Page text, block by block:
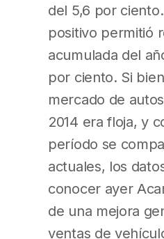
del 5,6 por
positivo permitió
acumulada del
por ciento. Si
mercado de
2014 era floja, y
período se
actuales, los
conocer ayer
de una mejora
ventas de